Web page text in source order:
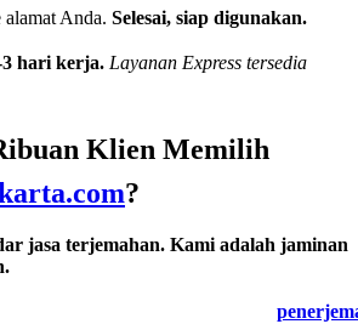
Anda. Selesai, siap digunakan.
hari kerja. Layanan Express tersedia
Klien Memilih
?
jasa terjemahan. Kami adalah jaminan